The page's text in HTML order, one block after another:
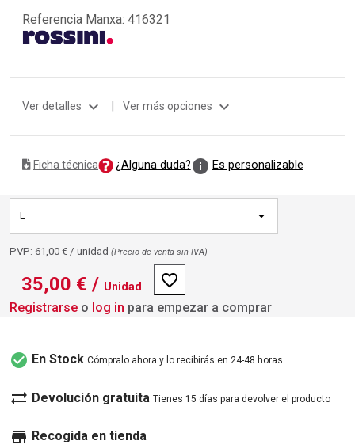
Referencia Manxa: 416321
Ver detalles expand_more Ver más opciones expand_more
Ficha técnica ¿Alguna duda?info Es personalizable
L
PVP: 61,00 € / unidad (Precio de venta sin IVA)
35,00 € / Unidad favorite_border
Registrarse o log in para empezar a comprar
check_circle En Stock Cómpralo ahora y lo recibirás en 24-48 horas
sync_alt Devolución gratuita Tienes 15 días para devolver el producto
store Recogida en tienda